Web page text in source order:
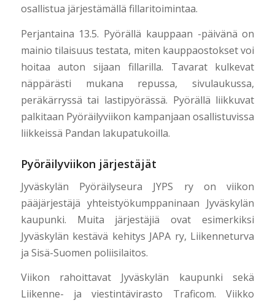
osallistua järjestämällä fillaritoimintaa.
Perjantaina 13.5. Pyörällä kauppaan -päivänä on
mainio tilaisuus testata, miten kauppaostokset voi
hoitaa auton sijaan fillarilla. Tavarat kulkevat
näppärästi mukana repussa, sivulaukussa,
peräkärryssä tai lastipyörässä. Pyörällä liikkuvat
palkitaan Pyöräilyviikon kampanjaan osallistuvissa
liikkeissä Pandan lakupatukoilla.
Pyöräilyviikon järjestäjät
Jyväskylän Pyöräilyseura JYPS ry on viikon
pääjärjestäjä yhteistyökumppaninaan Jyväskylän
kaupunki. Muita järjestäjiä ovat esimerkiksi
Jyväskylän kestävä kehitys JAPA ry, Liikenneturva
ja Sisä-Suomen poliisilaitos.
Viikon rahoittavat Jyväskylän kaupunki sekä
Liikenne- ja viestintävirasto Traficom. Viikko